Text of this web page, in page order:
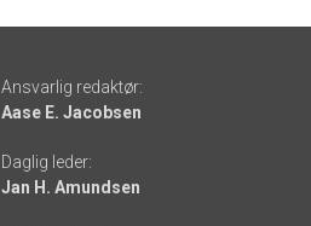
-
links
Ansvarlig redaktør:
Aase E. Jacobsen
Daglig leder:
Jan H. Amundsen